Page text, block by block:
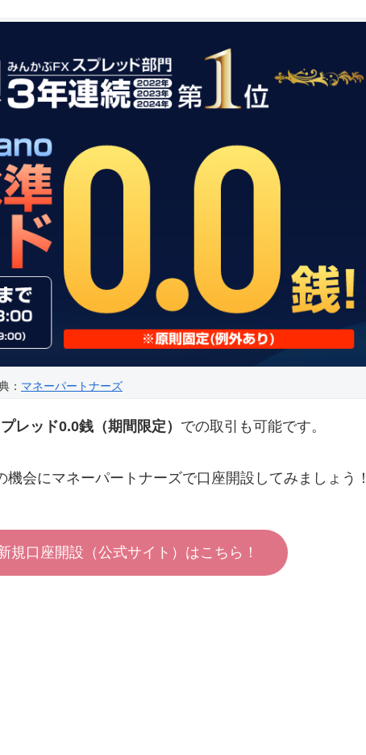
： マネーパートナーズ
レッド0.0銭（期間限定） での取引も可能です。
会にマネーパートナーズで口座開設してみましょう！
規口座開設（公式サイト）はこちら！